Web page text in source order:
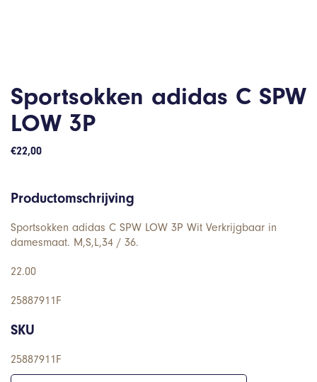
Sportsokken adidas C SPW
LOW 3P
€22,00
Productomschrijving
Sportsokken adidas C SPW LOW 3P Wit Verkrijgbaar in
damesmaat. M,S,L,34 / 36.
22.00
25887911F
SKU
25887911F